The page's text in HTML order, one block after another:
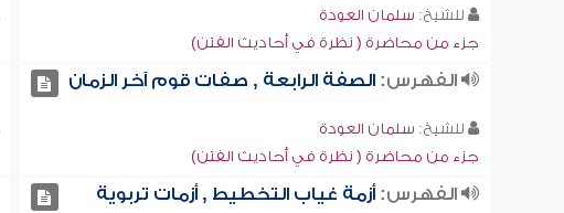
للشيخ: سلمان العودة
جزء من محاضرة ( نظرة في أحاديث الفتن)
الفهرس:الصفة الرابعة , صفات قوم آخر الزمان
للشيخ: سلمان العودة
جزء من محاضرة ( نظرة في أحاديث الفتن)
الفهرس:أزمة غياب التخطيط , أزمات تربوية